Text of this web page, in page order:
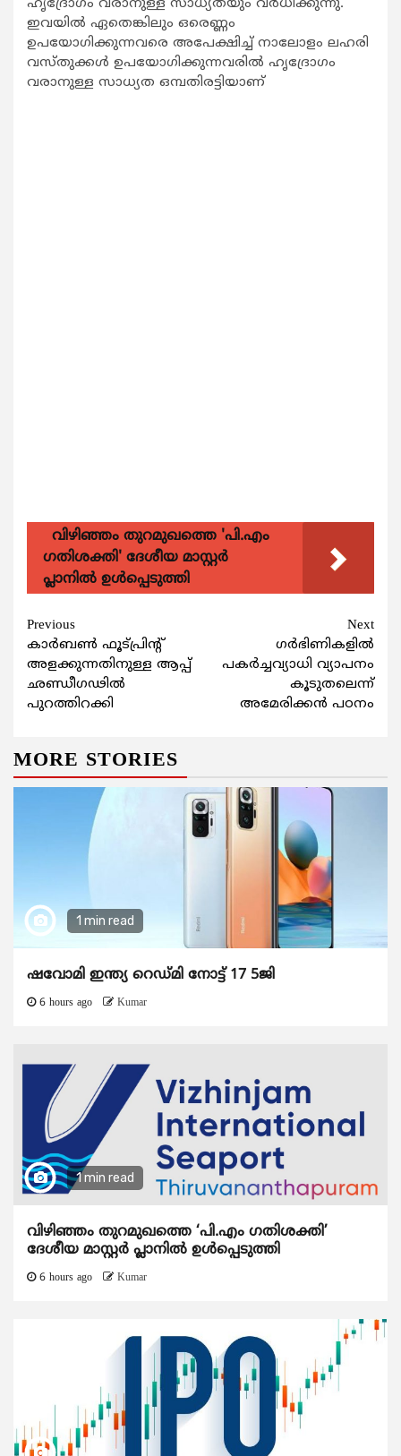
ഹൃദ്രോഗം വരാനുള്ള സാധ്യതയും വര്‍ധിക്കുന്നു.
ഇവയില്‍ ഏതെങ്കിലും ഒരെണ്ണം
ഉപയോഗിക്കുന്നവരെ അപേക്ഷിച്ച് നാലോളം ലഹരി
വസ്തുക്കള്‍ ഉപയോഗിക്കുന്നവരില്‍ ഹൃദ്രോഗം
വരാനുള്ള സാധ്യത ഒമ്പതിരട്ടിയാണ്
വിഴിഞ്ഞം തുറമുഖത്തെ 'പി.എം
ഗതിശക്തി' ദേശീയ മാസ്റ്റർ
പ്ലാനിൽ ഉൾപ്പെടുത്തി
Continue
Reading
Previous
കാര്‍ബണ്‍ ഫൂട്പ്രിന്റ്
അളക്കുന്നതിനുള്ള ആപ്പ്
ഛണ്ഡീഗഢില്‍
പുറത്തിറക്കി
Next
ഗര്‍ഭിണികളില്‍
പകര്‍ച്ചവ്യാധി വ്യാപനം
കൂടുതലെന്ന്
അമേരിക്കന്‍ പഠനം
MORE STORIES
1 min read
ഷവോമി ഇന്ത്യ റെഡ്മി നോട്ട് 17 5ജി
6 hours ago Kumar
1 min read
വിഴിഞ്ഞം തുറമുഖത്തെ ‘പി.എം ഗതിശക്തി’
ദേശീയ മാസ്റ്റർ പ്ലാനിൽ ഉൾപ്പെടുത്തി
6 hours ago Kumar